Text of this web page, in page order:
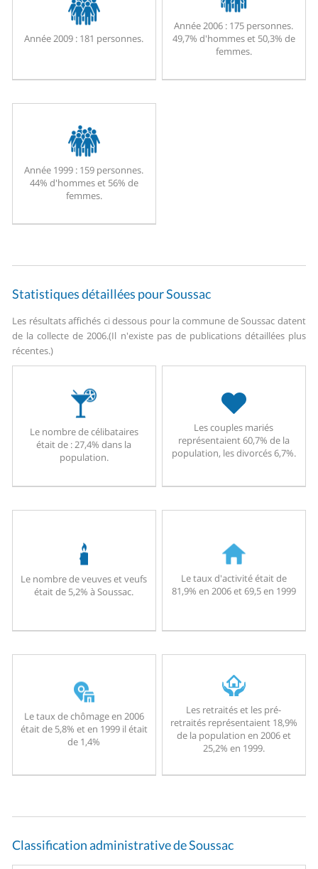
Année 2009 : 181 personnes.
Année 2006 : 175 personnes.
49,7% d'hommes et 50,3% de
femmes.
Année 1999 : 159 personnes.
44% d'hommes et 56% de
femmes.
Statistiques détaillées pour Soussac
Les résultats affichés ci dessous pour la commune de Soussac datent
de la collecte de 2006.(Il n'existe pas de publications détaillées plus
récentes.)
Le nombre de célibataires
était de : 27,4% dans la
population.
Les couples mariés
représentaient 60,7% de la
population, les divorcés 6,7%.
Le nombre de veuves et veufs
était de 5,2% à Soussac.
Le taux d'activité était de
81,9% en 2006 et 69,5 en 1999
Le taux de chômage en 2006
était de 5,8% et en 1999 il était
de 1,4%
Les retraités et les pré-
retraités représentaient 18,9%
de la population en 2006 et
25,2% en 1999.
Classification administrative de Soussac